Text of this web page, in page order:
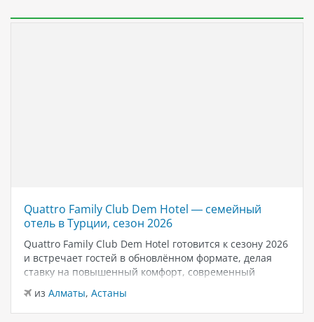
Quattro Family Club Dem Hotel — семейный
отель в Турции, сезон 2026
Quattro Family Club Dem Hotel готовится к сезону 2026
и встречает гостей в обновлённом формате, делая
ставку на повышенный комфорт, современный
дизайн и атмосферу спокойного семейного отдыха у
моря. Отель остаётся популярным выбором для тех,
кто ищет семейный отель в…
из Алматы, Астаны